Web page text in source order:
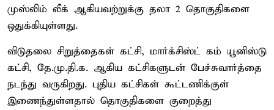
முஸ்லிம் லீக் ஆகியவற்றுக்கு தலா 2 தொகுதிகளை
ஒதுக்கியுள்ளது.
விடுதலை சிறுத்தைகள் கட்சி, மார்க்சிஸ்ட் கம் யூனிஸ்டு
கட்சி, தே.மு.தி.க. ஆகிய கட்சிகளுடன் பேச்சுவார்த்தை
நடந்து வருகிறது. புதிய கட்சிகள் கூட்டணிக்குள்
இணைந்துள்ளதால் தொகுதிகளை குறைத்து